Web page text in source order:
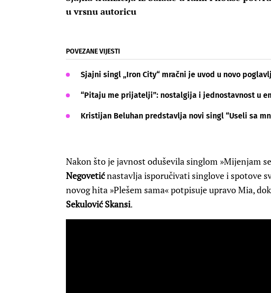
u vrsnu autoricu
POVEZANE VIJESTI
Sjajni singl „Iron City“ mračni je uvod u novo
“Pitaju me prijatelji”: nostalgija i jednostavnost u
Kristijan Beluhan predstavlja novi singl “Useli sa
Nakon što je javnost oduševila singlom »Mijenjam
Negovetićnastavlja isporučivati singlove i spotove
novog hita »Plešem sama« potpisuje upravo Mia,
Sekulović Skansi.